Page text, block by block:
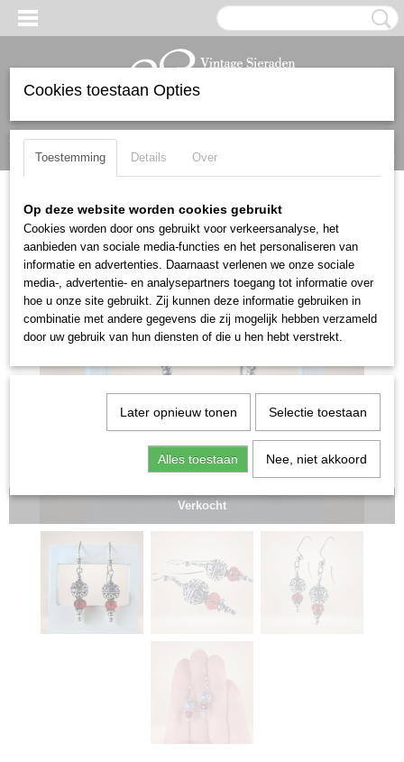
Inloggen Registreren
(0)
Home >Oorbellen> Mooie vintage zilverkleurige oorbellen met
rode glaskraal
Verkocht
Cookies toestaan Opties
Toestemming Details Over
Op deze website worden cookies gebruikt
Cookies worden door ons gebruikt voor verkeersanalyse, het
aanbieden van sociale media-functies en het personaliseren van
informatie en advertenties. Daarnaast verlenen we onze sociale
media-, advertentie- en analysepartners toegang tot informatie over
hoe u onze site gebruikt. Zij kunnen deze informatie gebruiken in
combinatie met andere gegevens die zij mogelijk hebben verzameld
door uw gebruik van hun diensten of die u hen hebt verstrekt.
Later opnieuw tonen Selectie toestaan
Alles toestaan Nee, niet akkoord